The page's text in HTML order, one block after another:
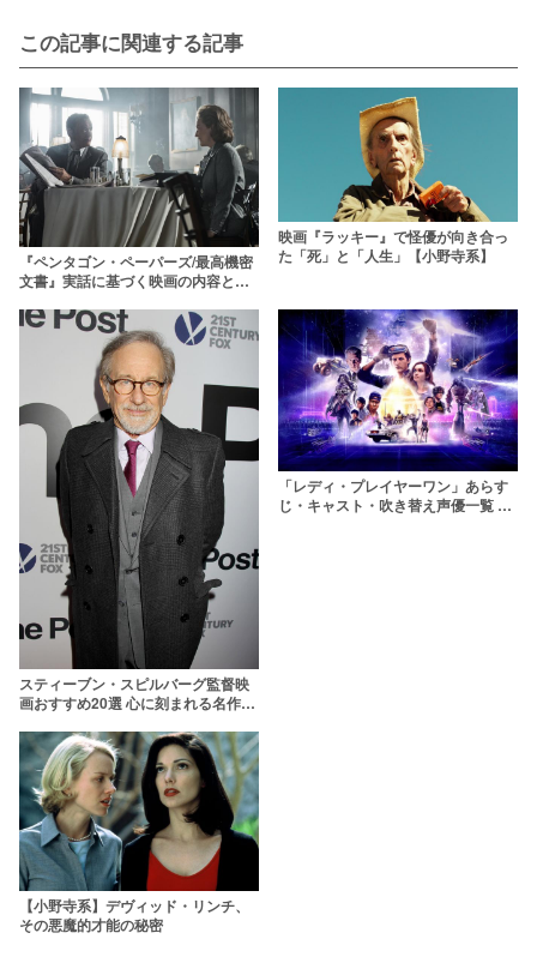
この記事に関連する記事
『ペンタゴン・ペーパーズ/最高機密
文書』実話に基づく映画の内容と
映画『ラッキー』で怪優が向き合っ
た「死」と「人生」【小野寺系】
スティーブン・スピルバーグ監督映
画おすすめ20選 心に刻まれる名作だ
「レディ・プレイヤーワン」あらす
じ・キャスト・吹き替え声優一覧 個
【小野寺系】デヴィッド・リンチ、
その悪魔的才能の秘密